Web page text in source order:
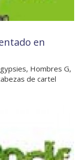
en
Hombres G,
de cartel